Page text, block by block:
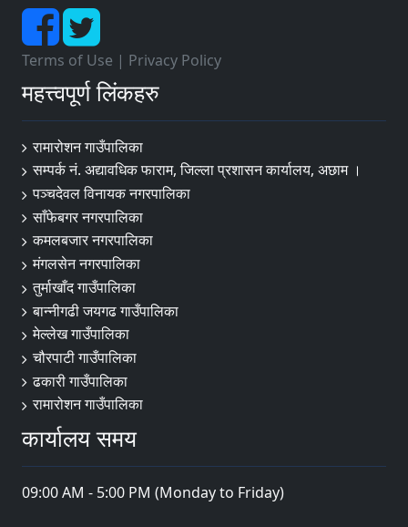
Terms of Use | Privacy Policy
महत्त्वपूर्ण लिंकहरु
रामारोशन गाउँपालिका
सम्पर्क नं. अद्यावधिक फाराम, जिल्ला प्रशासन कार्यालय, अछाम ।
पञ्चदेवल विनायक नगरपालिका
साँफेबगर नगरपालिका
कमलबजार नगरपालिका
मंगलसेन नगरपालिका
तुर्माखाँद गाउँपालिका
बान्नीगढी जयगढ गाउँपालिका
मेल्लेख गाउँपालिका
चौरपाटी गाउँपालिका
ढकारी गाउँपालिका
रामारोशन गाउँपालिका
कार्यालय समय
09:00 AM - 5:00 PM (Monday to Friday)